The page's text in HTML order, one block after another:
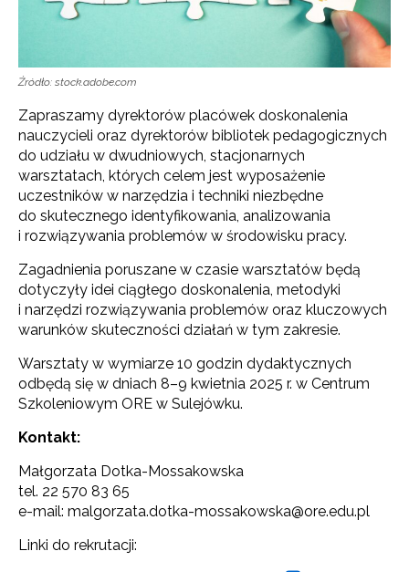
Źródło: stock.adobe.com
Zapraszamy dyrektorów placówek doskonalenia
nauczycieli oraz dyrektorów bibliotek pedagogicznych
do udziału w dwudniowych, stacjonarnych
warsztatach, których celem jest wyposażenie
uczestników w narzędzia i techniki niezbędne
do skutecznego identyfikowania, analizowania
i rozwiązywania problemów w środowisku pracy.
Zagadnienia poruszane w czasie warsztatów będą
dotyczyły idei ciągłego doskonalenia, metodyki
i narzędzi rozwiązywania problemów oraz kluczowych
warunków skuteczności działań w tym zakresie.
Warsztaty w wymiarze 10 godzin dydaktycznych
odbędą się w dniach 8–9 kwietnia 2025 r. w Centrum
Szkoleniowym ORE w Sulejówku.
Kontakt:
Małgorzata Dotka-Mossakowska
tel. 22 570 83 65
e-mail: malgorzata.dotka-mossakowska@ore.edu.pl
Linki do rekrutacji: